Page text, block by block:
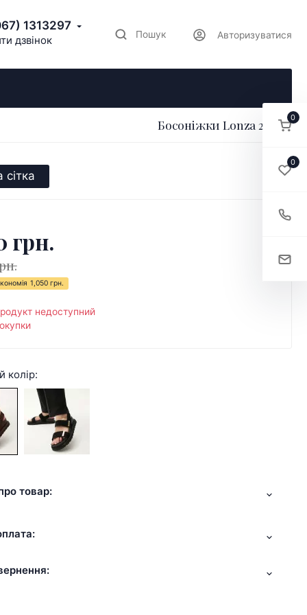
1313297
дзвінок Пошук Авторизуватися
Босоніжки Lonza 212707
сітка
грн.
1,050 грн.
недоступний
колір:
товар:
0
0